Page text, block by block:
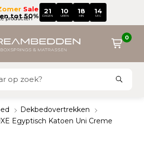
Sale
tot 50%
21
DAGEN
10
UREN
18
MIN
13
SEC
producten
0
Dekbedovertrekken
Egyptisch Katoen Uni Creme